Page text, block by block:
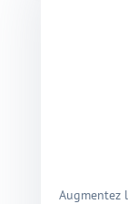
Augmentez